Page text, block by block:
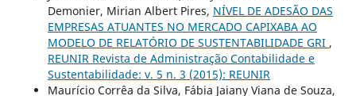
Demonier, Mirian Albert Pires, NÍVEL DE ADESÃO DAS
EMPRESAS ATUANTES NO MERCADO CAPIXABA AO
MODELO DE RELATÓRIO DE SUSTENTABILIDADE GRI ,
REUNIR Revista de Administração Contabilidade e
Sustentabilidade: v. 5 n. 3 (2015): REUNIR
Maurício Corrêa da Silva, Fábia Jaiany Viana de Souza,